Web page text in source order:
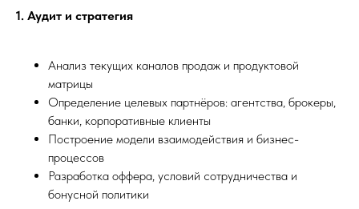
1. Аудит и стратегия
Анализ текущих каналов продаж и продуктовой
матрицы
Определение целевых партнёров: агентства, брокеры,
банки, корпоративные клиенты
Построение модели взаимодействия и бизнес-
процессов
Разработка оффера, условий сотрудничества и
бонусной политики